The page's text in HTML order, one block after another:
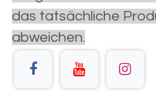
das tatsächliche
abweichen.